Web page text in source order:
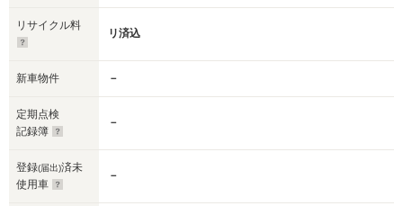
リサイクル料
リ済込
新車物件 －
定期点検
記録簿
－
登録(届出)済未
使用車
－